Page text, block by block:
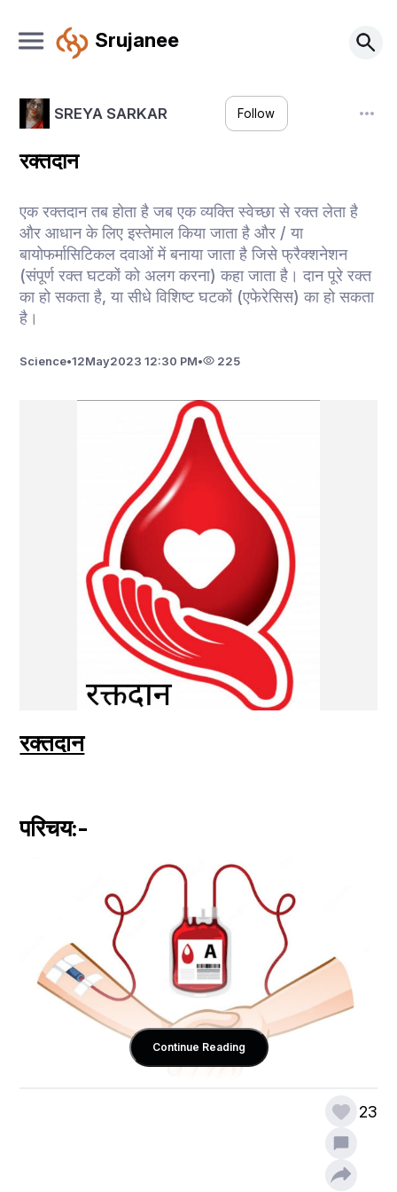
Srujanee
SREYA SARKAR Follow
रक्तदान
एक रक्तदान तब होता है जब एक व्यक्ति स्वेच्छा से रक्त लेता है
और आधान के लिए इस्तेमाल किया जाता है और / या
बायोफर्मासिटिकल दवाओं में बनाया जाता है जिसे फ्रैक्शनेशन
(संपूर्ण रक्त घटकों को अलग करना) कहा जाता है। दान पूरे रक्त
का हो सकता है, या सीधे विशिष्ट घटकों (एफेरेसिस) का हो सकता
है।
Science•12May2023 12:30 PM• 225
रक्तदान
परिचय:-
लोगों को दान करते हैं ताकि यह उनकी स्वास्थ्य समस्याओं में मदद
करे। रक्त हमारे शरीर के सबसे आवश्यक तरल पदार्थों में से एक है
Continue Reading
23